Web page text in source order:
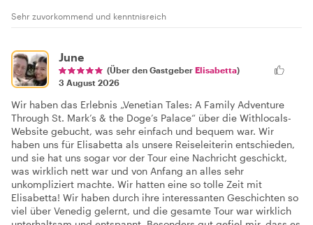
Sehr zuvorkommend und kenntnisreich
June
(Über den Gastgeber Elisabetta)
3 August 2026
Wir haben das Erlebnis „Venetian Tales: A Family Adventure
Through St. Mark’s & the Doge’s Palace“ über die Withlocals-
Website gebucht, was sehr einfach und bequem war. Wir
haben uns für Elisabetta als unsere Reiseleiterin entschieden,
und sie hat uns sogar vor der Tour eine Nachricht geschickt,
was wirklich nett war und von Anfang an alles sehr
unkompliziert machte. Wir hatten eine so tolle Zeit mit
Elisabetta! Wir haben durch ihre interessanten Geschichten so
viel über Venedig gelernt, und die gesamte Tour war wirklich